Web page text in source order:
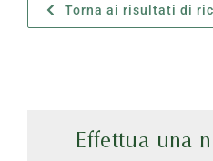
Torna ai risultati di
Effettua una